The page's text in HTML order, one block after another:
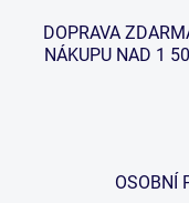
DOPRAVA
NÁKUPU NAD 1
OSOBNÍ